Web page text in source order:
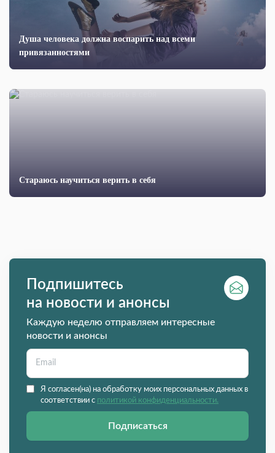
Душа человека должна воспарить над всеми
привязанностями
Стараюсь научиться верить в себя
Подпишитесь
на новости и анонсы
Каждую неделю отправляем интересные
новости и анонсы
Я согласен(на) на обработку моих персональных данных в
соответствии с политикой конфиденциальности.
Подписаться